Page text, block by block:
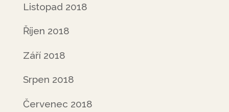
Listopad 2018
Říjen 2018
Září 2018
Srpen 2018
Červenec 2018